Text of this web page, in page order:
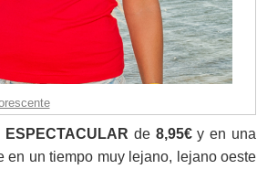
ESPECTACULAR de 8,95€y en una
un tiempo muy lejano, lejano oeste